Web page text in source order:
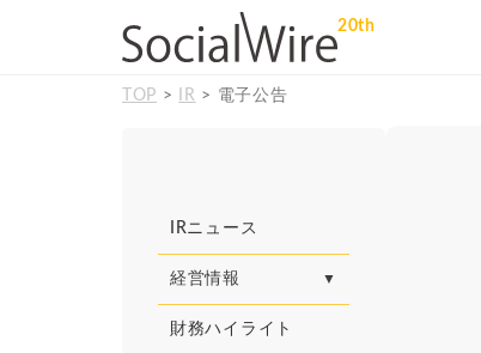
20th
TOP > IR > 電子公告
IRニュース
経営情報
財務ハイライト